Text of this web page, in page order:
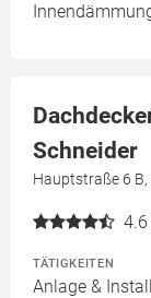
Schneider
Hauptstraße 6
4.6
TÄTIGKEITEN
Anlage &